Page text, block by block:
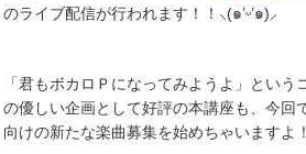
のライブ配信が行われます！！⸜(๑’ᵕ’๑)⸝
「君もボカロＰになってみようよ」とい
の優しい企画として好評の本講座も、今回
向けの新たな楽曲募集を始めちゃいますよ！